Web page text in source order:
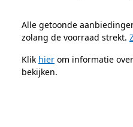
Alle getoonde
zolang de voorraad strekt.
Klik hier om informatie
bekijken.